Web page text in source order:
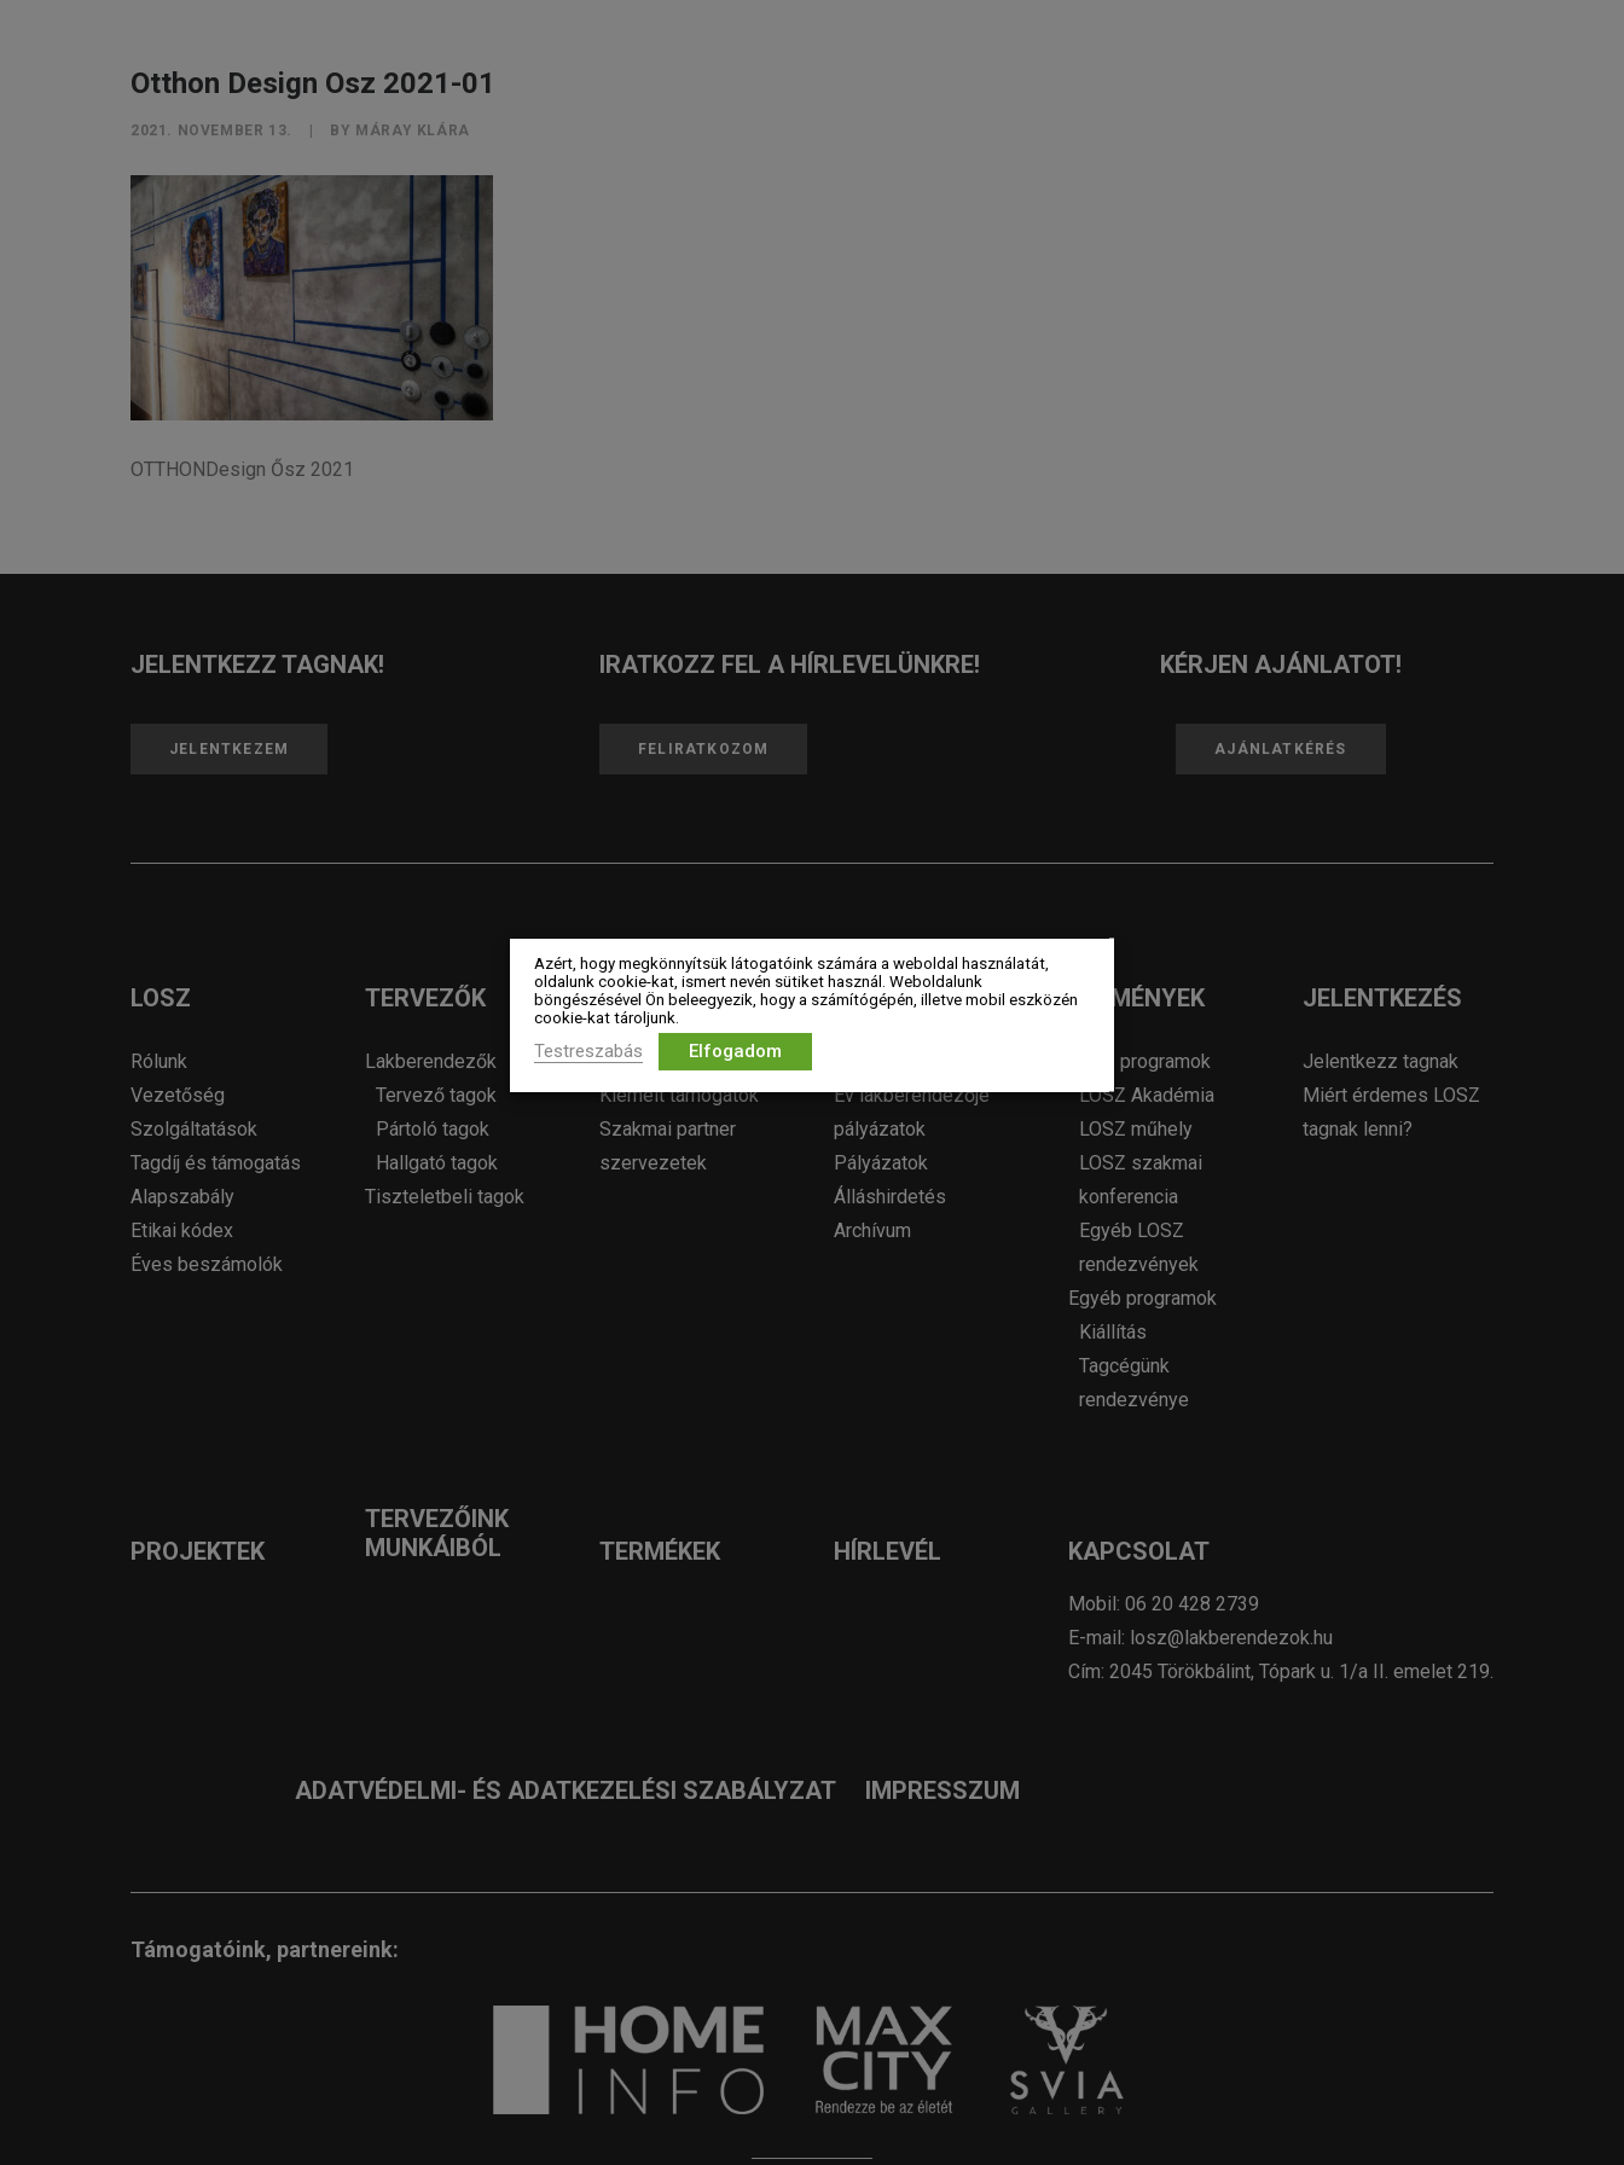
Otthon Design Osz 2021-01
2021. NOVEMBER 13. BY MÁRAY KLÁRA
OTTHONDesign Ősz 2021
JELENTKEZZ TAGNAK!
JELENTKEZEM
IRATKOZZ FEL A HÍRLEVELÜNKRE!
FELIRATKOZOM
KÉRJEN AJÁNLATOT!
AJÁNLATKÉRÉS
LOSZ
Rólunk
Vezetőség
Szolgáltatások
Tagdíj és támogatás
Alapszabály
Etikai kódex
Éves beszámolók
TERVEZŐK
Lakberendezők
Tervező tagok
Pártoló tagok
Hallgató tagok
Tiszteletbeli tagok
CÉGEK
Céges tagok
Kiemelt támogatók
Szakmai partner
szervezetek
MAGAZIN
Év lakberendezője
pályázatok
Pályázatok
Álláshirdetés
Archívum
ESEMÉNYEK
LOSZ programok
LOSZ Akadémia
LOSZ műhely
LOSZ szakmai
konferencia
Egyéb LOSZ
rendezvények
Egyéb programok
Kiállítás
Tagcégünk
rendezvénye
JELENTKEZÉS
Jelentkezz tagnak
Miért érdemes LOSZ
tagnak lenni?
PROJEKTEK
TERVEZŐINK
MUNKÁIBÓL
TERMÉKEK HÍRLEVÉL KAPCSOLAT
Mobil: 06 20 428 2739
E-mail: losz@lakberendezok.hu
Cím: 2045 Törökbálint, Tópark u. 1/a II. emelet 219.
ADATVÉDELMI- ÉS ADATKEZELÉSI SZABÁLYZAT IMPRESSZUM
Támogatóink, partnereink:
Azért, hogy megkönnyítsük látogatóink számára a weboldal használatát,
oldalunk cookie-kat, ismert nevén sütiket használ. Weboldalunk
böngészésével Ön beleegyezik, hogy a számítógépén, illetve mobil eszközén
cookie-kat tároljunk.
Testreszabás Elfogadom